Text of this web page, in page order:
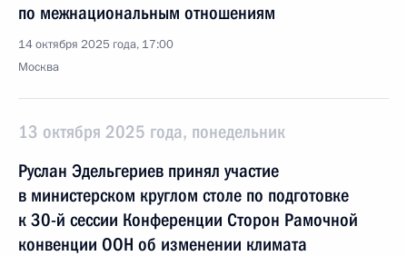
по межнациональным отношениям
14 октября 2025 года, 17:00
Москва
13 октября 2025 года, понедельник
Руслан Эдельгериев принял участие
в министерском круглом столе по подготовке
к 30-й сессии Конференции Сторон Рамочной
конвенции ООН об изменении климата